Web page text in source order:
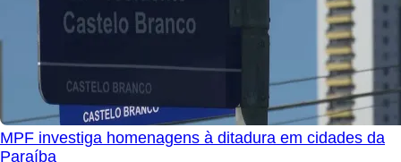
MPF investiga homenagens à ditadura em cidades da
Paraíba